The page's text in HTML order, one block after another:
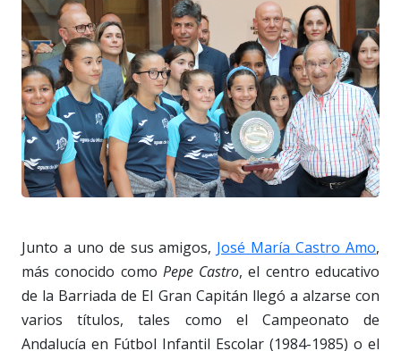
Junto a uno de sus amigos, José María Castro Amo,
más conocido como Pepe Castro, el centro educativo
de la Barriada de El Gran Capitán llegó a alzarse con
varios títulos, tales como el Campeonato de
Andalucía en Fútbol Infantil Escolar (1984-1985) o el